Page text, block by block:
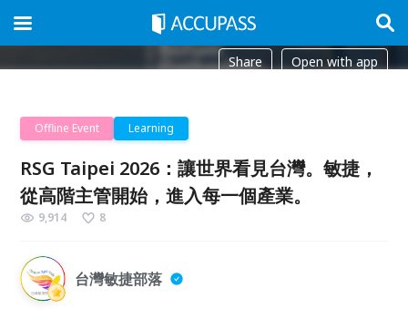
Share Open with app
Offline Event Learning
RSG Taipei 2026：讓世界看見台灣。敏捷，
從高階主管開始，進入每一個產業。
9,914 8
台灣敏捷部落